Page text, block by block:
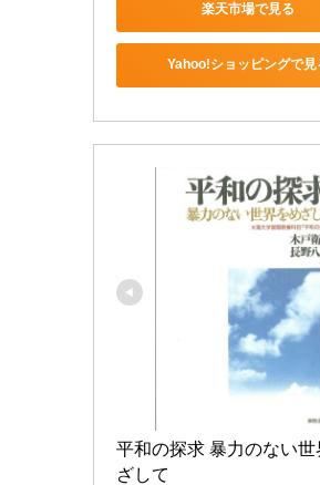
楽天市場で見る
Yahoo!ショッピングで見
平和の探求 暴力のない世
ざして